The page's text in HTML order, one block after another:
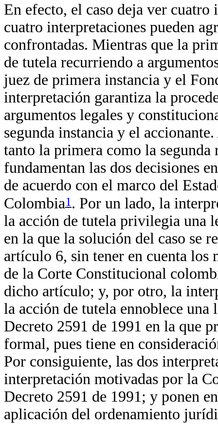
En efecto, el caso deja ver cuatro
cuatro interpretaciones pueden
confrontadas. Mientras que la
de tutela recurriendo a
juez de primera instancia y el
interpretación garantiza la
argumentos legales y
segunda instancia y el
tanto la primera como la
fundamentan las dos decisiones
de acuerdo con el marco del
Colombia1 . Por un lado, la
la acción de tutela privilegia una
en la que la solución del caso se
artículo 6, sin tener en cuenta
de la Corte Constitucional
dicho artículo; y, por otro, la
la acción de tutela ennoblece
Decreto 2591 de 1991 en la que
formal, pues tiene en
Por consiguiente, las dos
interpretación motivadas por la
Decreto 2591 de 1991; y ponen
aplicación del ordenamiento